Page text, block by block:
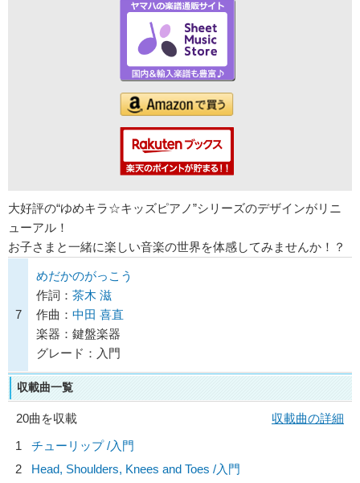
大好評の“ゆめキラ☆キッズピアノ”シリーズのデザインがリニ
ューアル！
お子さまと一緒に楽しい音楽の世界を体感してみませんか！？
7
めだかのがっこう
作詞： 茶木 滋
作曲： 中田 喜直
楽器：鍵盤楽器
グレード：入門
収載曲一覧
20曲を収載
収載曲の詳細
1
チューリップ /入門
2
Head, Shoulders, Knees and Toes /入門